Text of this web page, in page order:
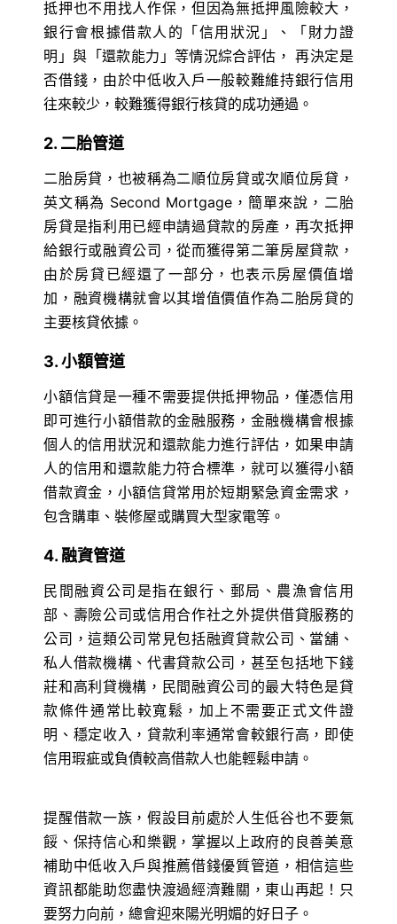
抵押也不用找人作保，但因為無抵押風險較大，
銀行會根據借款人的「信用狀況」、「財力證
明」與「還款能力」等情況綜合評估， 再決定是
否借錢，由於中低收入戶一般較難維持銀行信用
往來較少，較難獲得銀行核貸的成功通過。
2. 二胎管道
二胎房貸，也被稱為二順位房貸或次順位房貸，
英文稱為 Second Mortgage，簡單來說，二胎
房貸是指利用已經申請過貸款的房產，再次抵押
給銀行或融資公司，從而獲得第二筆房屋貸款，
由於房貸已經還了一部分，也表示房屋價值增
加，融資機構就會以其增值價值作為二胎房貸的
主要核貸依據。
3. 小額管道
小額信貸是一種不需要提供抵押物品，僅憑信用
即可進行小額借款的金融服務，金融機構會根據
個人的信用狀況和還款能力進行評估，如果申請
人的信用和還款能力符合標準，就可以獲得小額
借款資金，小額信貸常用於短期緊急資金需求，
包含購車、裝修屋或購買大型家電等。
4. 融資管道
民間融資公司是指在銀行、郵局、農漁會信用
部、壽險公司或信用合作社之外提供借貸服務的
公司，這類公司常見包括融資貸款公司、當舖、
私人借款機構、代書貸款公司，甚至包括地下錢
莊和高利貸機構，民間融資公司的最大特色是貸
款條件通常比較寬鬆，加上不需要正式文件證
明、穩定收入，貸款利率通常會較銀行高，即使
信用瑕疵或負債較高借款人也能輕鬆申請。
提醒借款一族，假設目前處於人生低谷也不要氣
餒、保持信心和樂觀，掌握以上政府的良善美意
補助中低收入戶與推薦借錢優質管道，相信這些
資訊都能助您盡快渡過經濟難關，東山再起！只
要努力向前，總會迎來陽光明媚的好日子。